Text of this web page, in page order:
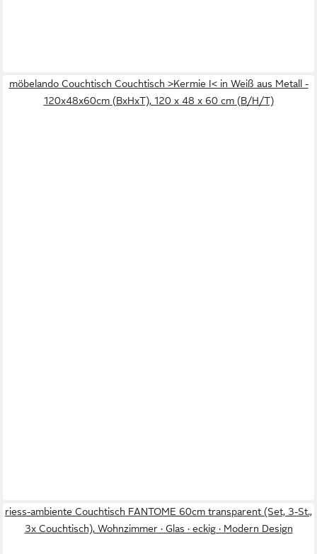
möbelando Couchtisch Couchtisch >Kermie I< in Weiß aus Metall -
120x48x60cm (BxHxT), 120 x 48 x 60 cm (B/H/T)
riess-ambiente Couchtisch FANTOME 60cm transparent (Set, 3-St.,
3x Couchtisch), Wohnzimmer · Glas · eckig · Modern Design